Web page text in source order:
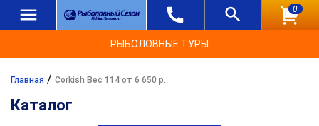
0
РЫБОЛОВНЫЕ ТУРЫ
Главная / Corkish Вес 114 от 6 650 р.
Каталог